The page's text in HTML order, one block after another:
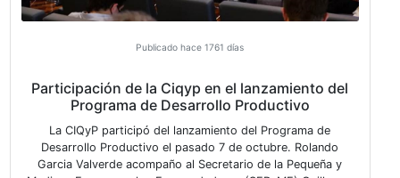
Publicado hace 1737 días